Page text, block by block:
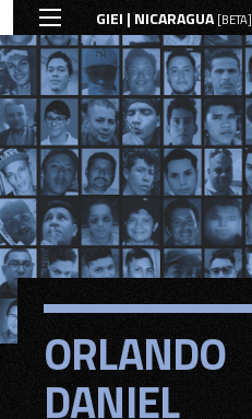
GIEI | NICARAGUA[BETA]
ORLANDO
DANIEL
ORLANDO
DANIEL